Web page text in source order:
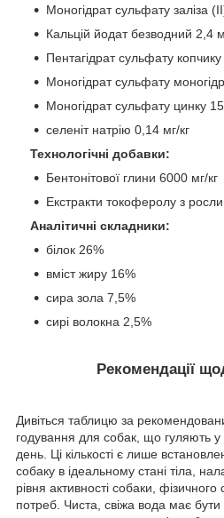
Моногідрат сульфату заліза
Кальцій йодат безводний 2,4
Пентагідрат сульфату копчику
Моногідрат сульфату
Моногідрат сульфату цинку
селеніт натрію 0,14 мг/кг
Технологічні добавки:
Бентонітової глини 6000 мг/кг
Екстракти токоферолу з
Аналітичні складники:
білок 26%
вміст жиру 16%
сира зола 7,5%
сирі волокна 2,5%
Рекомендації
Дивіться таблицю за
годування для собак, що гуляють
день. Ці кількості є лише
собаку в ідеальному стані тіла,
рівня активності собаки, фізичного
потреб. Чиста, свіжа вода має